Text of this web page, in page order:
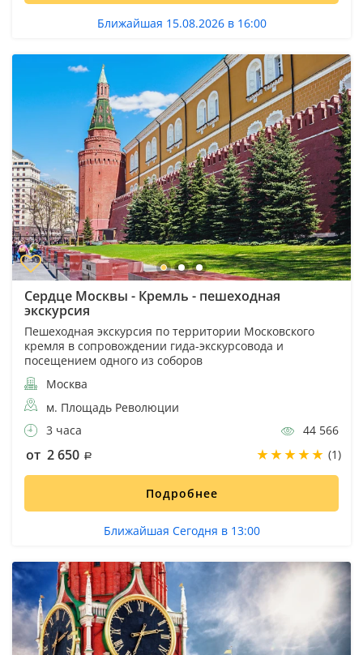
Ближайшая 15.08.2026 в 16:00
Сердце Москвы - Кремль - пешеходная
экскурсия
Пешеходная экскурсия по территории Московского
кремля в сопровождении гида-экскурсовода и
посещением одного из соборов
Москва
м. Площадь Революции
3 часа
44 566
от 2 650 (1)
Подробнее
Ближайшая Сегодня в 13:00